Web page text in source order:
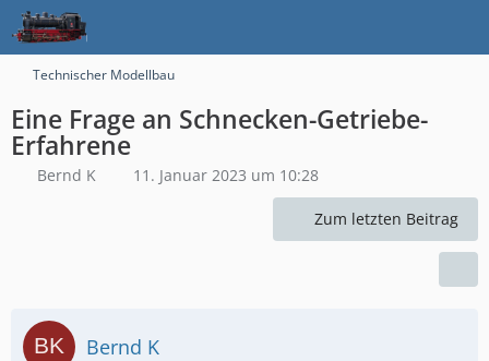
Technischer Modellbau
Eine Frage an Schnecken-Getriebe-
Erfahrene
Bernd K 11. Januar 2023 um 10:28
Zum letzten Beitrag
Bernd K